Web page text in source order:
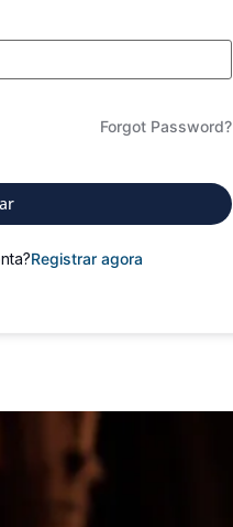
Forgot Password?
Registrar agora